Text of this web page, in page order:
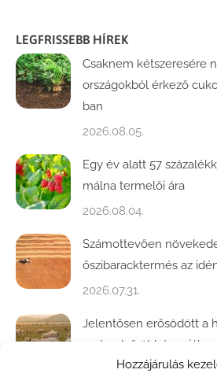
Hozzájárulás
LEGFRISSEBB HÍREK
Csaknem kétszeresére
országokból érkező
ban
2026.08.05.
Egy év alatt 57
málna termelői ára
2026.08.04.
Számottevően
őszibaracktermés az
2026.07.31.
Jelentősen erősödött a
az év első öt hónapjában
2026.07.28.